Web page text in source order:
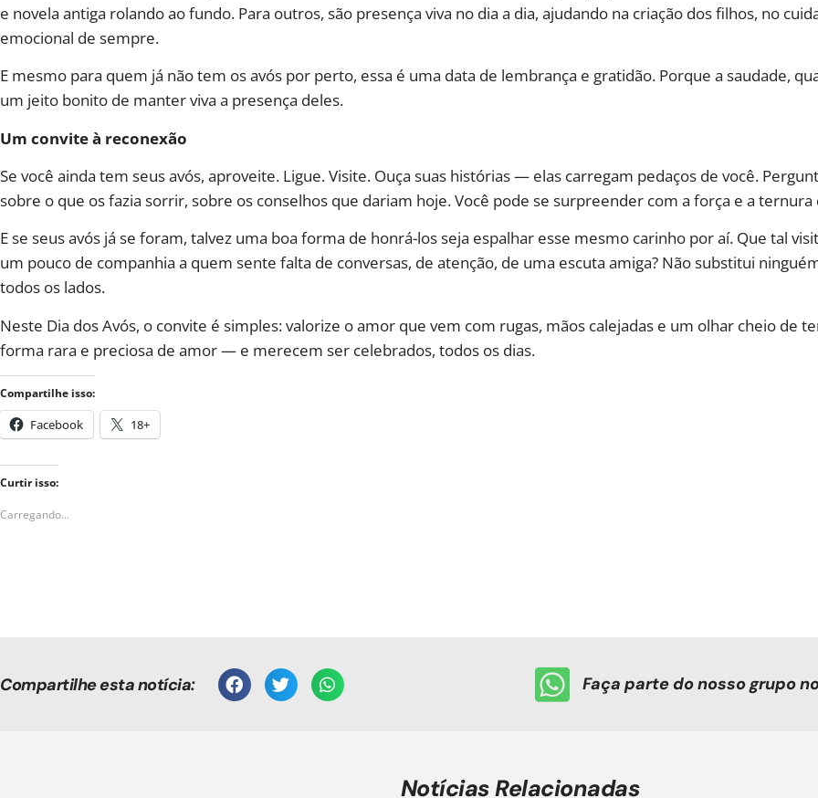
e novela antiga rolando ao fundo. Para outros, são presença viva no dia a dia, ajudando na criação dos filhos, no
emocional de sempre.
E mesmo para quem já não tem os avós por perto, essa é uma data de lembrança e gratidão. Porque a saudade,
um jeito bonito de manter viva a presença deles.
Um convite à reconexão
Se você ainda tem seus avós, aproveite. Ligue. Visite. Ouça suas histórias — elas carregam pedaços de você.
sobre o que os fazia sorrir, sobre os conselhos que dariam hoje. Você pode se surpreender com a força e a
E se seus avós já se foram, talvez uma boa forma de honrá-los seja espalhar esse mesmo carinho por aí. Que tal
um pouco de companhia a quem sente falta de conversas, de atenção, de uma escuta amiga? Não substitui
todos os lados.
Neste Dia dos Avós, o convite é simples: valorize o amor que vem com rugas, mãos calejadas e um olhar cheio de
forma rara e preciosa de amor — e merecem ser celebrados, todos os dias.
Compartilhe isso:
Facebook 18+
Curtir isso:
Carregando...
Compartilhe esta notícia: Faça parte do nosso grupo
Notícias Relacionadas